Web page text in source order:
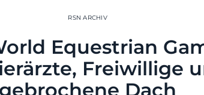
RSN ARCHIV
Equestrian
Freiwillige
gebrochene Dach